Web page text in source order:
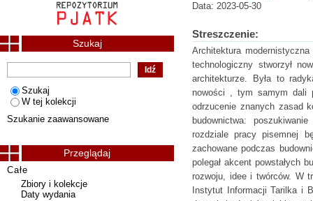
Data: 2023-05-30
Streszczenie:
Architektura
technologiczny stworzył
architekturze. Była to
nowości , tym samym dali
odrzucenie znanych zasad
budownictwa:
rozdziale pracy pisemnej
zachowane podczas
polegał akcent powstałych
rozwoju, idee i twórców. W
Instytut Informacji Tarilka i
Szukaj
Szukaj
W tej kolekcji
Szukanie zaawansowane
Przeglądaj
Całe
Zbiory i kolekcje
Daty wydania